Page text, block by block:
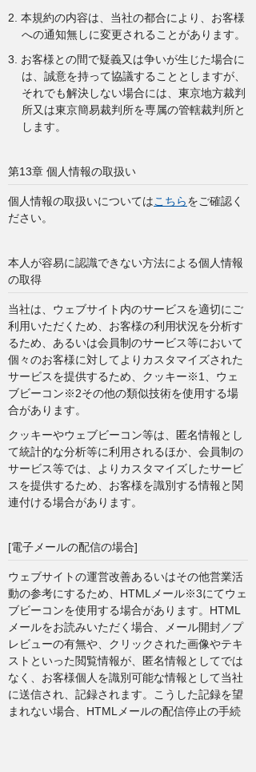
2. 本規約の内容は、当社の都合により、お客様
への通知無しに変更されることがあります。
3. お客様との間で疑義又は争いが生じた場合に
は、誠意を持って協議することとしますが、
それでも解決しない場合には、東京地方裁判
所又は東京簡易裁判所を専属の管轄裁判所と
します。
第13章 個人情報の取扱い
個人情報の取扱いについてはこちらをご確認く
ださい。
本人が容易に認識できない方法による個人情報
の取得
当社は、ウェブサイト内のサービスを適切にご
利用いただくため、お客様の利用状況を分析す
るため、あるいは会員制のサービス等において
個々のお客様に対してよりカスタマイズされた
サービスを提供するため、クッキー※1、ウェ
ブビーコン※2その他の類似技術を使用する場
合があります。
クッキーやウェブビーコン等は、匿名情報とし
て統計的な分析等に利用されるほか、会員制の
サービス等では、よりカスタマイズしたサービ
スを提供するため、お客様を識別する情報と関
連付ける場合があります。
[電子メールの配信の場合]
ウェブサイトの運営改善あるいはその他営業活
動の参考にするため、HTMLメール※3にてウェ
ブビーコンを使用する場合があります。HTML
メールをお読みいただく場合、メール開封／プ
レビューの有無や、クリックされた画像やテキ
ストといった閲覧情報が、匿名情報としてでは
なく、お客様個人を識別可能な情報として当社
に送信され、記録されます。こうした記録を望
まれない場合、HTMLメールの配信停止の手続